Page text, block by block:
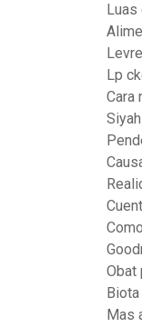
Luas
Lp
Cara
Obat
Mas